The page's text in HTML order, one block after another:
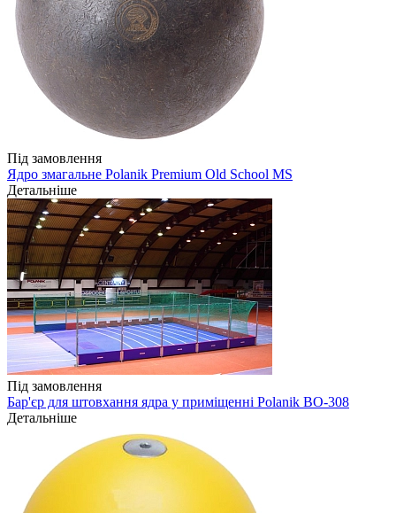
Під замовлення
Ядро змагальне Polanik Premium Old School MS
Детальніше
Під замовлення
Бар'єр для штовхання ядра у приміщенні Polanik BO-308
Детальніше